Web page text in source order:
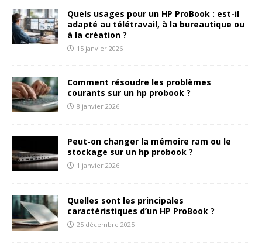
Quels usages pour un HP ProBook : est-il
adapté au télétravail, à la bureautique ou
à la création ?
15 janvier 2026
Comment résoudre les problèmes
courants sur un hp probook ?
8 janvier 2026
Peut-on changer la mémoire ram ou le
stockage sur un hp probook ?
1 janvier 2026
Quelles sont les principales
caractéristiques d’un HP ProBook ?
25 décembre 2025